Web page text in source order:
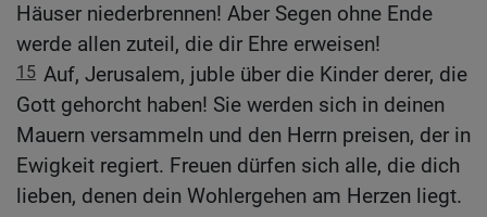
Häuser niederbrennen! Aber Segen ohne Ende
werde allen zuteil, die dir Ehre erweisen!
15 Auf, Jerusalem, juble über die Kinder derer, die
Gott gehorcht haben! Sie werden sich in deinen
Mauern versammeln und den Herrn preisen, der in
Ewigkeit regiert. Freuen dürfen sich alle, die dich
lieben, denen dein Wohlergehen am Herzen liegt.